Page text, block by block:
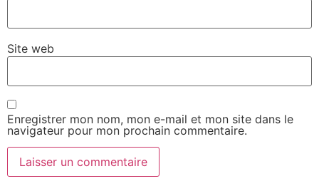
Site web
Enregistrer mon nom, mon e-mail et mon site dans le
navigateur pour mon prochain commentaire.